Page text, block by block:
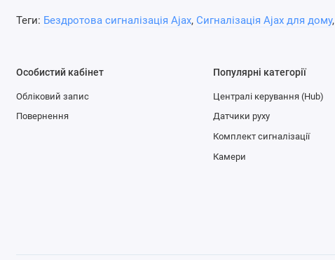
Теги: Бездротова сигналізація Ajax, Сигналізація Ajax для дому,
Особистий кабінет
Обліковий запис
Повернення
Популярні категорії
Централі керування (Hub)
Датчики руху
Комплект сигналізації
Камери